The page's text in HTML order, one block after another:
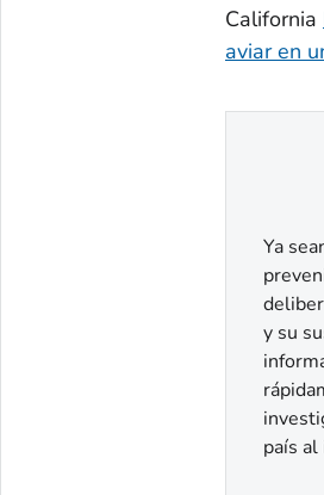
California
aviar en
Ya
y su
país